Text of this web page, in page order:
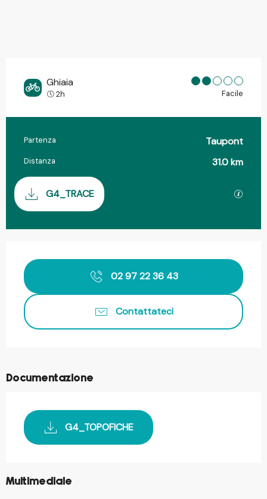
Ghiaia
2h Facile
Informazioni pratiche
Partenza Taupont
Distanza 31.0 km
Documentazione
G4_TRACE I file
02 97 22 36 43
Contattateci
Documentazione
G4_TOPOFICHE
Multimediale
©
©